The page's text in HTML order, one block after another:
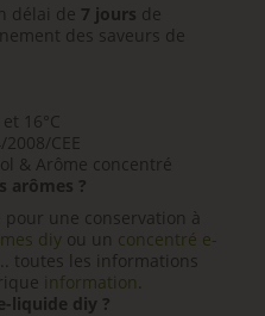
délai de 7 jours de
des saveurs de
16°C
CEE
& Arôme concentré
arômes ?
pour une conservation à
diy ou un concentré e-
toutes les informations
information
liquide diy ?